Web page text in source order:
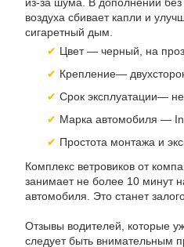
воздуха сбивает капли и
сигаретный дым.
Цвет — черный, на
Крепление—
Срок эксплуатации—
Марка автомобиля —
Простота монтажа и
Комплекс ветровиков от
занимает не более 10 минут
автомобиля. Это станет
Отзывы водителей, которые
следует быть внимательным